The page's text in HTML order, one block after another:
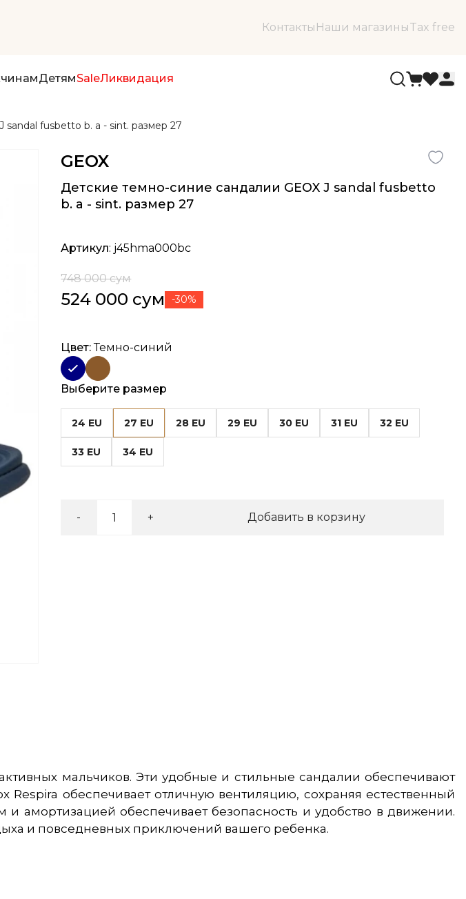
Контакты Наши магазиныTax free
ДетямSaleЛиквидация
sandal fusbetto b. a - sint. размер 27
GEOX
Детские темно-синие сандалии GEOX J sandal fusbetto
b. a - sint. размер 27
Артикул: j45hma000bc
748 000 сум
524 000 сум -30%
Цвет:Темно-синий
Выберите размер
24 EU 27 EU 28 EU 29 EU 30 EU 31 EU 32 EU
33 EU 34 EU
- + Добавить в корзину
мальчиков. Эти удобные и стильные сандалии обеспечивают
обеспечивает отличную вентиляцию, сохраняя естественный
обеспечивает безопасность и удобство в движении.
и повседневных приключений вашего ребенка.